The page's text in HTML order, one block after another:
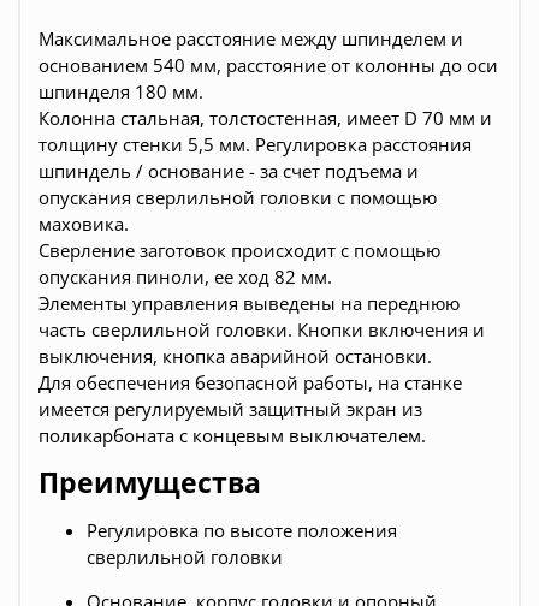
Максимальное расстояние между шпинделем и
основанием 540 мм, расстояние от колонны до оси
шпинделя 180 мм.
Колонна стальная, толстостенная, имеет D 70 мм и
толщину стенки 5,5 мм. Регулировка расстояния
шпиндель / основание - за счет подъема и
опускания сверлильной головки с помощью
маховика.
Сверление заготовок происходит с помощью
опускания пиноли, ее ход 82 мм.
Элементы управления выведены на переднюю
часть сверлильной головки. Кнопки включения и
выключения, кнопка аварийной остановки.
Для обеспечения безопасной работы, на станке
имеется регулируемый защитный экран из
поликарбоната с концевым выключателем.
Преимущества
Регулировка по высоте положения
сверлильной головки